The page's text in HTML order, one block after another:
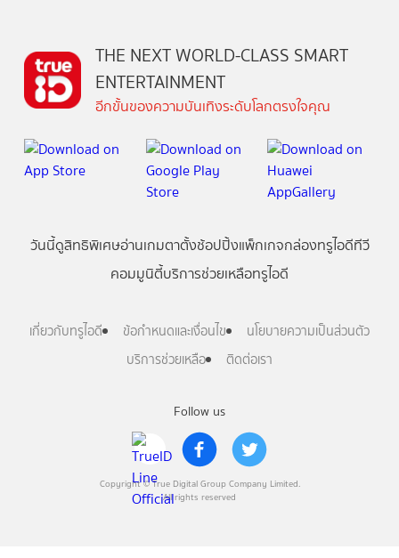
Follow us
Copyright © True Digital Group Company Limited.
All rights reserved
THE NEXT WORLD-CLASS SMART
ENTERTAINMENT
อีกขั้นของความบันเทิงระดับโลกตรงใจคุณ
วันนี้ดูสิทธิพิเศษอ่านเกมตาตั้งช้อปปิ้งแพ็กเกจกล่องทรูไอดีทีวี
คอมมูนิตี้บริการช่วยเหลือทรูไอดี
เกี่ยวกับทรูไอดี ข้อกำหนดและเงื่อนไข
นโยบายความเป็นส่วนตัว
บริการช่วยเหลือ
ติดต่อเรา